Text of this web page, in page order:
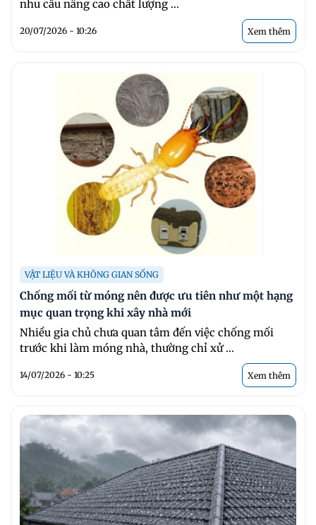
nhu cầu nâng cao chất lượng ...
20/07/2026 - 10:26 Xem thêm
VẬT LIỆU VÀ KHÔNG GIAN SỐNG
Chống mối từ móng nên được ưu tiên như một hạng
mục quan trọng khi xây nhà mới
Nhiều gia chủ chưa quan tâm đến việc chống mối
trước khi làm móng nhà, thường chỉ xử ...
14/07/2026 - 10:25 Xem thêm